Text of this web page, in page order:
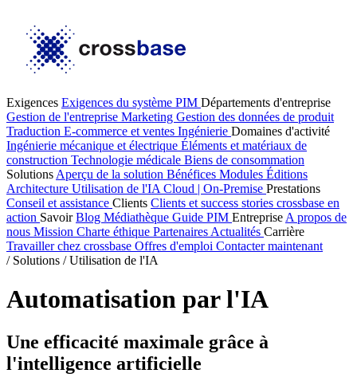
Exigences Exigences du système PIM Départements d'entreprise
Gestion de l'entreprise Marketing Gestion des données de produit
Traduction E-commerce et ventes Ingénierie Domaines d'activité
Ingénierie mécanique et électrique Éléments et matériaux de
construction Technologie médicale Biens de consommation
Solutions Aperçu de la solution Bénéfices Modules Éditions
Architecture Utilisation de l'IA Cloud | On-Premise Prestations
Conseil et assistance Clients Clients et success stories crossbase en
action SavoirBlog Médiathèque Guide PIM Entreprise A propos de
nous Mission Charte éthique Partenaires Actualités Carrière
Travailler chez crossbase Offres d'emploi Contacter maintenant
/ Solutions / Utilisation de l'IA
Automatisation par l'IA
Une efficacité maximale grâce à
l'intelligence artificielle